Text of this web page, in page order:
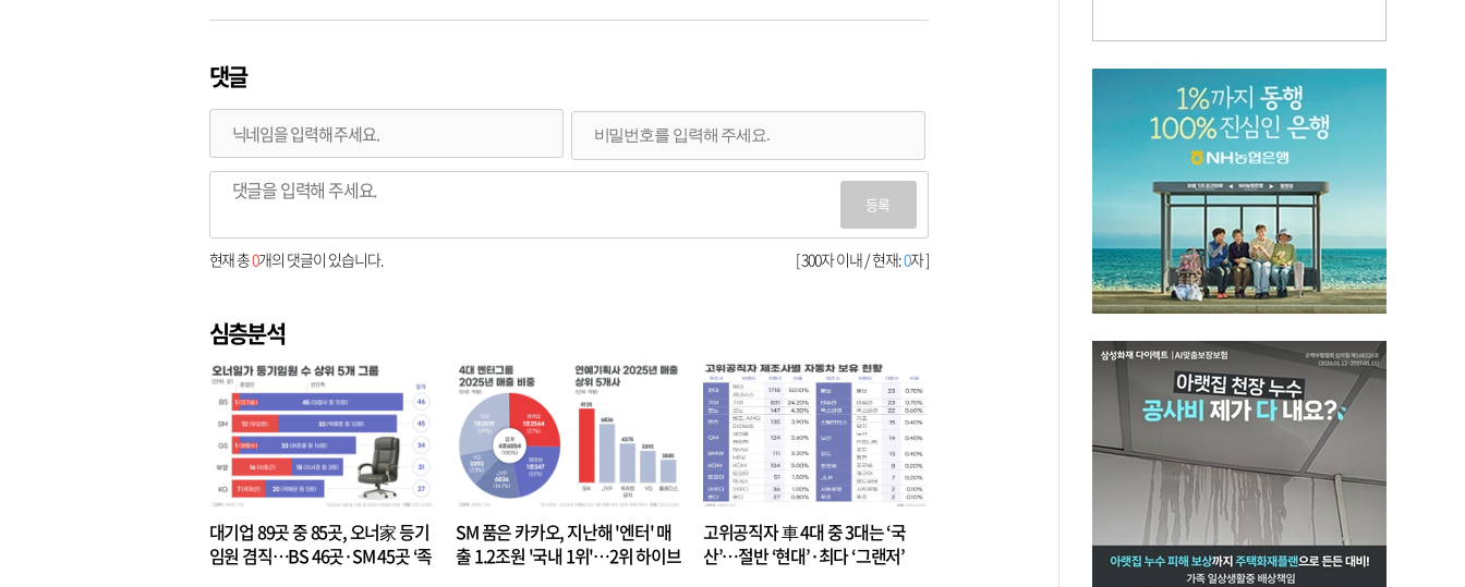
댓글
등록
[ 300자 이내 / 현재:0자 ]
현재 총0개의 댓글이 있습니다.
심층분석
대기업 89곳 중 85곳, 오너家 등기
임원 겸직…BS 46곳·SM 45곳 ‘족
SM 품은 카카오, 지난해 '엔터' 매
출 1.2조원 '국내 1위'…2위 하이브
고위공직자 車 4대 중 3대는 ‘국
산’…절반 ‘현대’·최다 ‘그랜저’